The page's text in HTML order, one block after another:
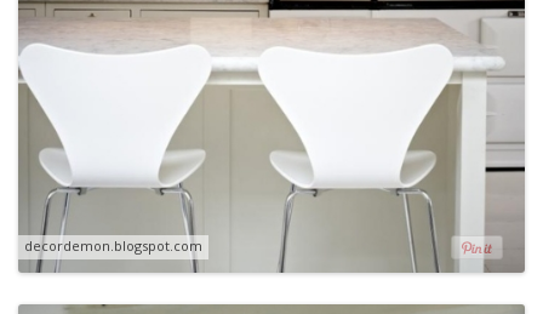
decordemon.blogspot.com